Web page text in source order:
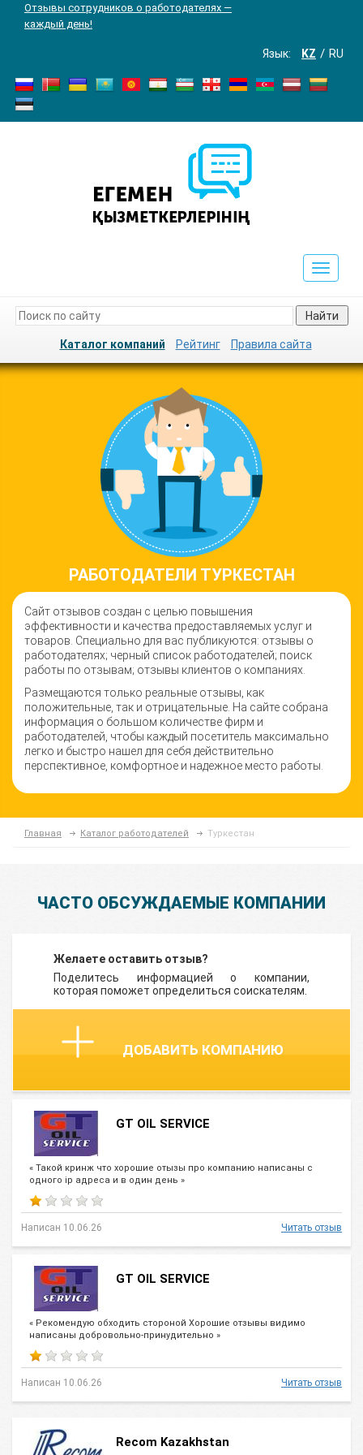
Отзывы сотрудников о работодателях —
каждый день!
Язык: KZ RU
Toggle
Найти
Каталог компаний Рейтинг Правила сайта
РАБОТОДАТЕЛИ ТУРКЕСТАН
Сайт отзывов создан с целью повышения
эффективности и качества предоставляемых услуг и
товаров. Специально для вас публикуются: отзывы о
работодателях; черный список работодателей; поиск
работы по отзывам; отзывы клиентов о компаниях.
Размещаются только реальные отзывы, как
положительные, так и отрицательные. На сайте собрана
информация о большом количестве фирм и
работодателей, чтобы каждый посетитель максимально
легко и быстро нашел для себя действительно
перспективное, комфортное и надежное место работы.
Главная Каталог работодателей Туркестан
ЧАСТО ОБСУЖДАЕМЫЕ КОМПАНИИ
Желаете оставить отзыв?
Поделитесь информацией о компании,
которая поможет определиться соискателям.
ДОБАВИТЬ КОМПАНИЮ
GT OIL SERVICE
« Такой кринж что хорошие отызы про компанию написаны с
одного ip адреса и в один день »
Написан 10.06.26 Читать отзыв
GT OIL SERVICE
« Рекомендую обходить стороной Хорошие отзывы видимо
написаны добровольно-принудительно »
Написан 10.06.26 Читать отзыв
Recom Kazakhstan